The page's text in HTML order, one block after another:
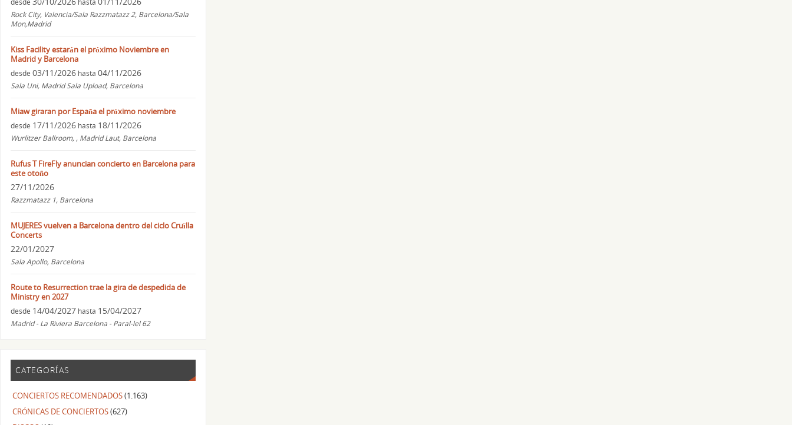
Rock City, Valencia/Sala Razzmatazz 2, Barcelona/Sala
Mon,Madrid
Kiss Facility estarán el próximo Noviembre en
Madrid y Barcelona
desde 03/11/2026 hasta 04/11/2026
Sala Uni, Madrid Sala Upload, Barcelona
Miaw giraran por España el próximo noviembre
desde 17/11/2026 hasta 18/11/2026
Wurlitzer Ballroom, , Madrid Laut, Barcelona
Rufus T FireFly anuncian concierto en Barcelona para
este otoño
27/11/2026
Razzmatazz 1, Barcelona
MUJERES vuelven a Barcelona dentro del ciclo Cruïlla
Concerts
22/01/2027
Sala Apollo, Barcelona
Route to Resurrection trae la gira de despedida de
Ministry en 2027
desde 14/04/2027 hasta 15/04/2027
Madrid - La Riviera Barcelona - Paral-lel 62
CATEGORÍAS
CONCIERTOS RECOMENDADOS(1.163)
CRÓNICAS DE CONCIERTOS(627)